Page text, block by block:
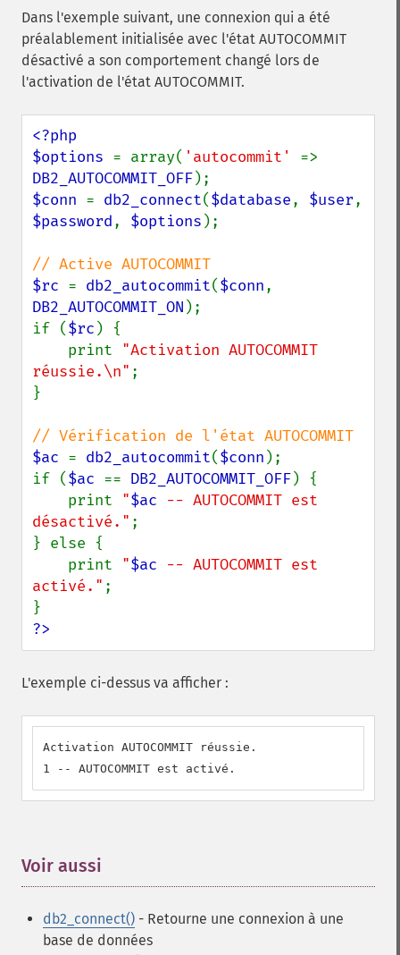
Dans l'exemple suivant, une connexion qui a été
préalablement initialisée avec l'état AUTOCOMMIT
désactivé a son comportement changé lors de
l'activation de l'état AUTOCOMMIT.
<?php
$options = array( 'autocommit'
DB2_AUTOCOMMIT_OFF
$conn = db2_connect($database, $user
$password, $options );
$rc = db2_autocommit($conn
DB2_AUTOCOMMIT_ON );
if ($rc ) {
    print
"Activation AUTOCOMMIT
réussie.\n" ;
}
$ac = db2_autocommit($conn );
if ($ac == DB2_AUTOCOMMIT_OFF) {
    print
"$ac -- AUTOCOMMIT est
désactivé." ;
} else {
    print
"$ac -- AUTOCOMMIT est
activé." ;
?>
L'exemple ci-dessus va afficher :
Activation AUTOCOMMIT réussie.
1 -- AUTOCOMMIT est activé.
Voir aussi
db2_connect() - Retourne une connexion à une
base de données